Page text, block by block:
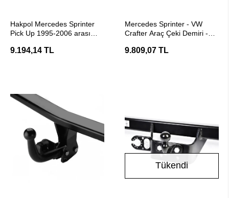
Hakpol Mercedes Sprinter
Pick Up 1995-2006 arası
9.194,14 TL
Mercedes Sprinter - VW
Crafter Araç Çeki Demiri -
9.809,07 TL
Tükendi